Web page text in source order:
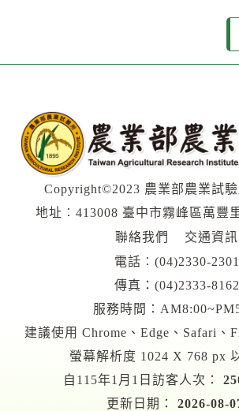
Copyright©2023 農業部農業試
地址︰413008 臺中市霧峰區萬豐
聯絡我們
交通資訊
電話︰ (04)2330-2301
傳真：(04)2333-8162
服務時間：
建議使用 Chrome、Edge、Safari、
螢幕解析度 1024 X 768 px
自115年1月1日訪客人次：
更新日期：
2026-08-